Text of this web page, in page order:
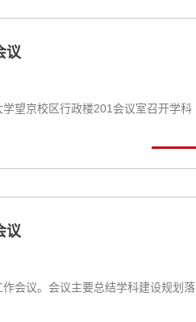
议
望京校区行政楼201会议室召开学科
议
会议。会议主要总结学科建设规划落